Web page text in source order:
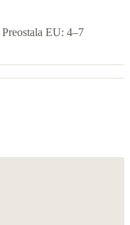
Preostala EU: 4–7